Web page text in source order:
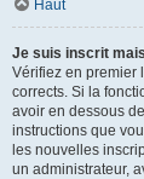
Haut
Je suis inscrit
Vérifiez en premier
corrects. Si la
avoir en dessous
instructions que
les nouvelles
un administrateur,